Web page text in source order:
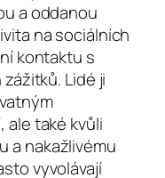
a oddanou
na sociálních
kontaktu s
Lidé ji
ale také kvůli
a nakažlivému
vyvolávají